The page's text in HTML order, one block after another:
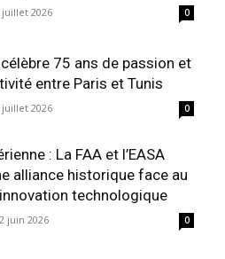
juillet 2026 0
75 ans de passion et
entre Paris et Tunis
juillet 2026 0
: La FAA et l’EASA
alliance historique face au
technologique
juin 2026 0